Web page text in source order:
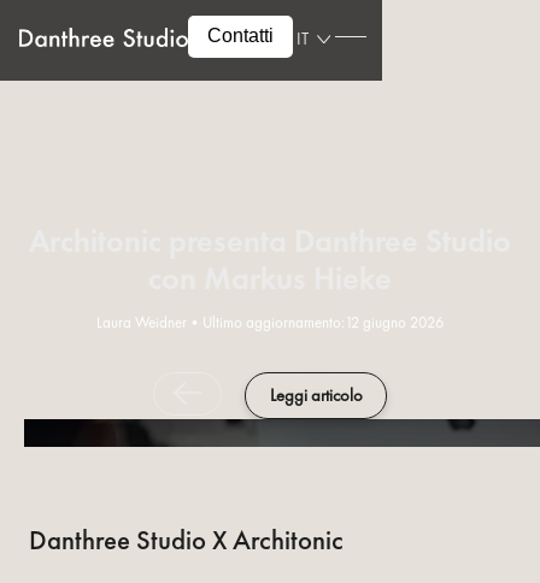
Contatti IT
Laura Weidner • Ultimo aggiornamento:12 giugno 2026
Leggi articolo
Danthree Studio X Architonic